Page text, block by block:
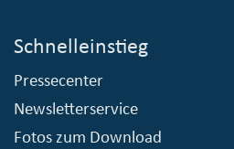
Schnelleinstieg
Pressecenter
Newsletterservice
Fotos zum Download